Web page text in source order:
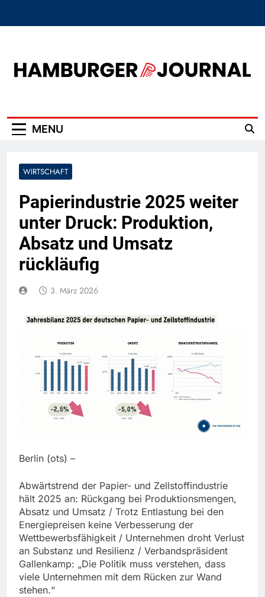
MENU
WIRTSCHAFT
Papierindustrie 2025 weiter
unter Druck: Produktion,
Absatz und Umsatz
rückläufig
3. März 2026
Berlin (ots) –
Abwärtstrend der Papier- und Zellstoffindustrie
hält 2025 an: Rückgang bei Produktionsmengen,
Absatz und Umsatz / Trotz Entlastung bei den
Energiepreisen keine Verbesserung der
Wettbewerbsfähigkeit / Unternehmen droht Verlust
an Substanz und Resilienz / Verbandspräsident
Gallenkamp: „Die Politik muss verstehen, dass
viele Unternehmen mit dem Rücken zur Wand
stehen.“